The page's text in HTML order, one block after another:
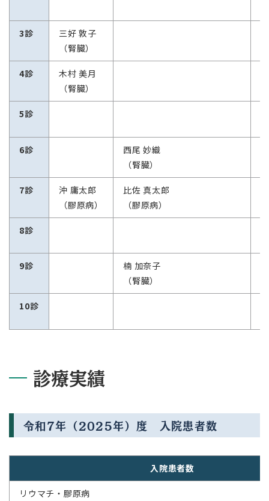
3診
三好 敦子
（腎臓）
4診
木村 美月
（腎臓）
5診
6診
西尾 妙織
（腎臓）
7診
沖 庸太郎
（膠原病）
比佐 真太郎
（膠原病）
8診
9診
楠 加奈子
（腎臓）
10診
診療実績
令和7年（2025年）度 入院患者数
入院患者数
リウマチ・膠原病